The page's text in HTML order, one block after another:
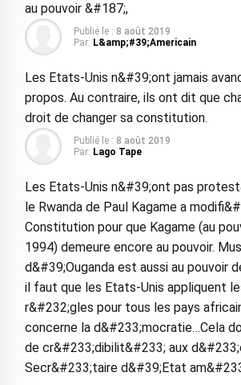
au pouvoir &#187;,
Publié le : 8 août 2019
Par: L&amp;#39;Americain
Les Etats-Unis n&#39;ont jamais
propos. Au contraire, ils ont dit que
droit de changer sa constitution.
Publié le : 8 août 2019
Par: Lago Tape
Les Etats-Unis n&#39;ont pas
le Rwanda de Paul Kagame a
Constitution pour que Kagame (au
1994) demeure encore au pouvoir.
d&#39;Ouganda est aussi au pouvoir
il faut que les Etats-Unis appliquent
r&#232;gles pour tous les pays
concerne la d&#233;mocratie…Cela
de cr&#233;dibilit&#233; aux
Secr&#233;taire d&#39;Etat